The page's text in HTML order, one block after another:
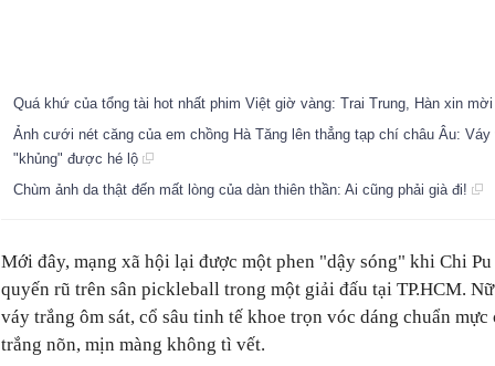
Quá khứ của tổng tài hot nhất phim Việt giờ vàng: Trai Trung, Hàn xin mời
Ảnh cưới nét căng của em chồng Hà Tăng lên thẳng tạp chí châu Âu:
"khủng" được hé lộ
Chùm ảnh da thật đến mất lòng của dàn thiên thần: Ai cũng phải già đi!
Mới đây, mạng xã hội lại được một phen "dậy sóng" khi Chi
quyến rũ trên sân pickleball trong một giải đấu tại TP.HCM.
váy trắng ôm sát, cổ sâu tinh tế khoe trọn vóc dáng chuẩn mực
trắng nõn, mịn màng không tì vết.